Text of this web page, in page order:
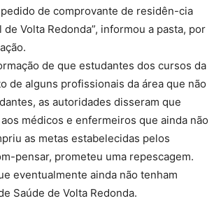
de comprovante de residên-cia
Volta Redonda”, informou a pasta, por
de que estudantes dos cursos da
de alguns profissionais da área que não
as autoridades disseram que
médicos e enfermeiros que ainda não
as metas estabelecidas pelos
pensar, prometeu uma repescagem.
eventualmente ainda não tenham
Saúde de Volta Redonda.